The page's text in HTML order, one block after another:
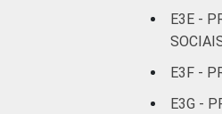
E3E -
E3F -
E3G -